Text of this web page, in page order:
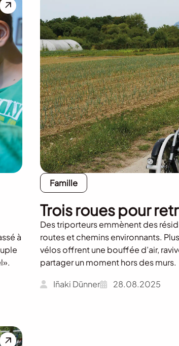
à
Famille
Trois roues pour
Des triporteurs emmènent des
routes et chemins environnants.
vélos offrent une bouffée d’air,
partager un moment hors des murs.
Iñaki Dünner 28.08.2025